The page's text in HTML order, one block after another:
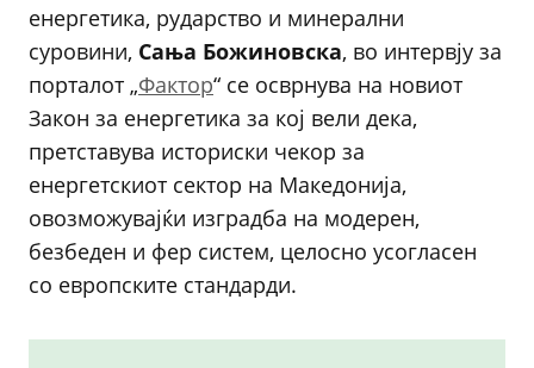
енергетика, рударство и минерални
суровини, Сања Божиновска, во интервју за
порталот „Фактор“ се осврнува на новиот
Закон за енергетика за кој вели дека,
претставува историски чекор за
енергетскиот сектор на Македонија,
овозможувајќи изградба на модерен,
безбеден и фер систем, целосно усогласен
со европските стандарди.